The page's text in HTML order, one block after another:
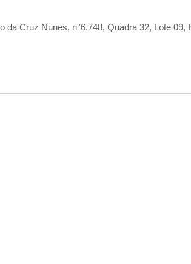
da Cruz Nunes, n°6.748, Quadra 32, Lote 09,